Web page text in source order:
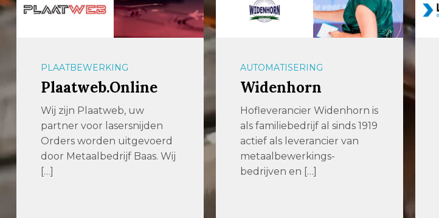
PLAATBEWERKING
Plaatweb.Online
Wij zijn Plaatweb, uw
partner voor lasersnijden
Orders worden uitgevoerd
door Metaalbedrijf Baas. Wij
[…]
AUTOMATISERING
Widenhorn
Hofleverancier Widenhorn is
als familiebedrijf al sinds 1919
actief als leverancier van
metaalbewerkings-
bedrijven en […]